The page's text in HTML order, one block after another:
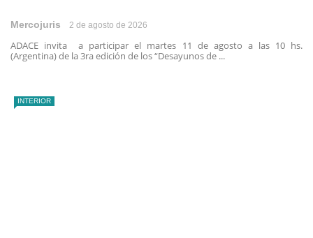
Mercojuris 2 de agosto de 2026
ADACE invita a participar el martes 11 de agosto a las 10 hs.
(Argentina) de la 3ra edición de los “Desayunos de ...
INTERIOR